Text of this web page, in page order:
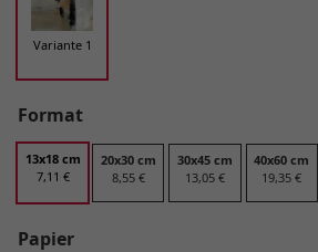
Variante 1
Format
13x18 cm
7,11 €
20x30 cm
8,55 €
30x45 cm
13,05 €
40x60 cm
19,35 €
Papier